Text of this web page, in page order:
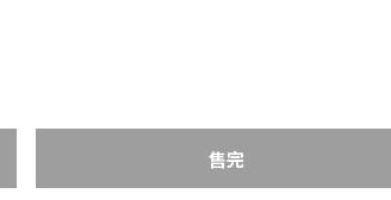
售完